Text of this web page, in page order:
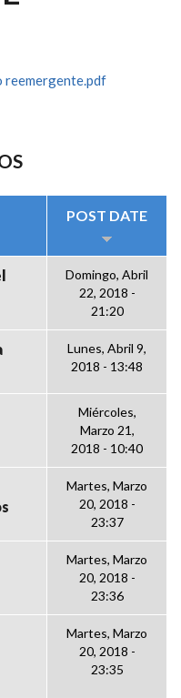
reemergente.pdf
POST DATE
Domingo, Abril
22, 2018 -
21:20
Lunes, Abril 9,
2018 - 13:48
Miércoles,
Marzo 21,
2018 - 10:40
Martes, Marzo
20, 2018 -
23:37
Martes, Marzo
20, 2018 -
23:36
Martes, Marzo
20, 2018 -
23:35